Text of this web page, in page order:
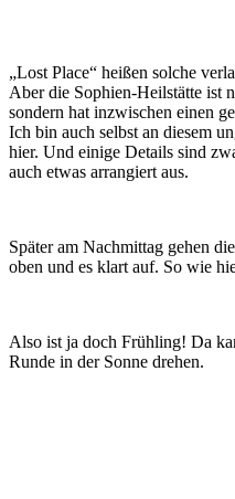
„Lost Place“ heißen solche
Aber die Sophien-Heilstätte ist
sondern hat inzwischen einen
Ich bin auch selbst an diesem
hier. Und einige Details sind
auch etwas arrangiert aus.
Später am Nachmittag gehen
oben und es klart auf. So wie
Also ist ja doch Frühling! Da
Runde in der Sonne drehen.